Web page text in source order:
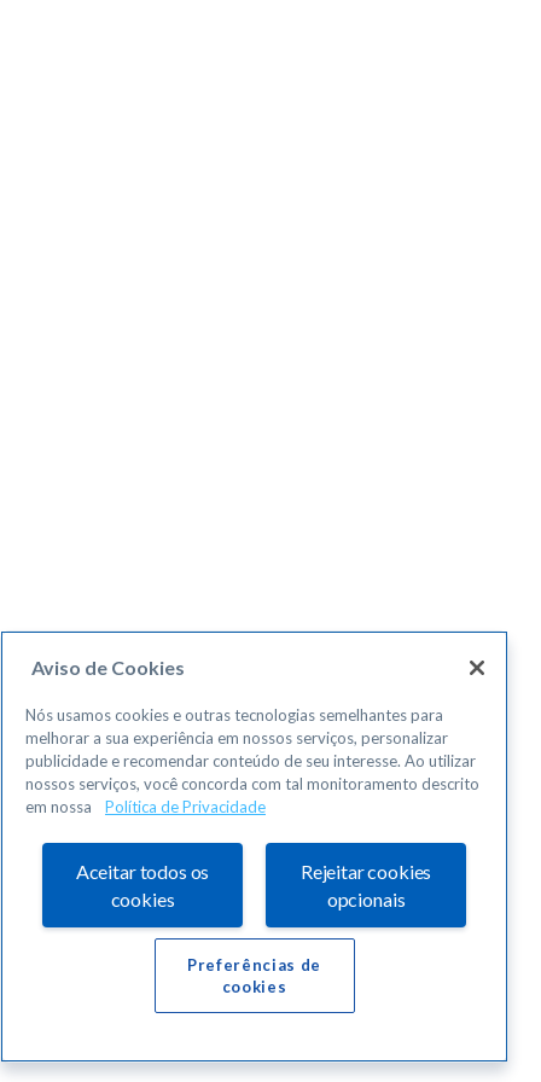
Aviso de Cookies
Nós usamos cookies e outras tecnologias semelhantes para
melhorar a sua experiência em nossos serviços, personalizar
publicidade e recomendar conteúdo de seu interesse. Ao utilizar
nossos serviços, você concorda com tal monitoramento descrito
em nossa
Política de Privacidade
Aceitar todos os
cookies
Rejeitar cookies
opcionais
Preferências de
cookies